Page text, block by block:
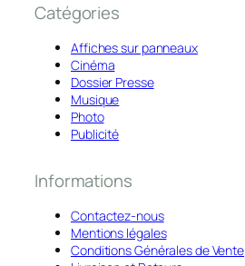
Catégories
Affiches sur panneaux
Cinéma
Dossier Presse
Musique
Photo
Publicité
Informations
Contactez-nous
Mentions légales
Conditions Générales de Vente